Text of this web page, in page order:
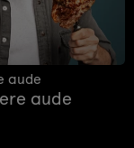
aude
aude